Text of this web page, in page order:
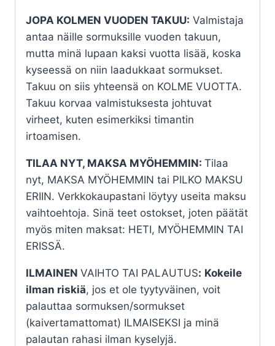
JOPA KOLMEN VUODEN TAKUU: Valmistaja
antaa näille sormuksille vuoden takuun,
mutta minä lupaan kaksi vuotta lisää, koska
kyseessä on niin laadukkaat sormukset.
Takuu on siis yhteensä on KOLME VUOTTA.
Takuu korvaa valmistuksesta johtuvat
virheet, kuten esimerkiksi timantin
irtoamisen.
TILAA NYT, MAKSA MYÖHEMMIN: Tilaa
nyt, MAKSA MYÖHEMMIN tai PILKO MAKSU
ERIIN. Verkkokaupastani löytyy useita maksu
vaihtoehtoja. Sinä teet ostokset, joten päätät
myös miten maksat: HETI, MYÖHEMMIN TAI
ERISSÄ.
ILMAINEN VAIHTO TAI PALAUTUS: Kokeile
ilman riskiä, jos et ole tyytyväinen, voit
palauttaa sormuksen/sormukset
(kaivertamattomat) ILMAISEKSI ja minä
palautan rahasi ilman kyselyjä.